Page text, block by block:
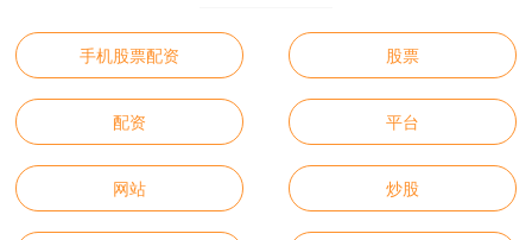
手机股票配资 股票
配资 平台
网站 炒股